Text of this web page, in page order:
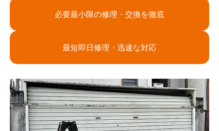
必要最小限の修理・交換を徹底
最短即日修理・迅速な対応